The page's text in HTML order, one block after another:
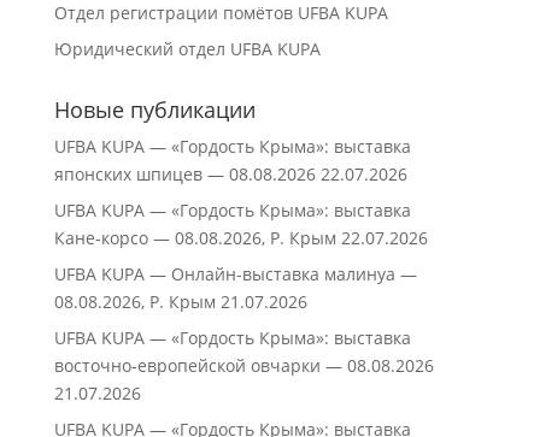
Отдел регистрации помётов UFBA KUPA
Юридический отдел UFBA KUPA
Новые публикации
UFBA KUPA — «Гордость Крыма»: выставка
японских шпицев — 08.08.2026 22.07.2026
UFBA KUPA — «Гордость Крыма»: выставка
Кане‑корсо — 08.08.2026, Р. Крым 22.07.2026
UFBA KUPA — Онлайн-выставка малинуа —
08.08.2026, Р. Крым 21.07.2026
UFBA KUPA — «Гордость Крыма»: выставка
восточно‑европейской овчарки — 08.08.2026
21.07.2026
UFBA KUPA — «Гордость Крыма»: выставка